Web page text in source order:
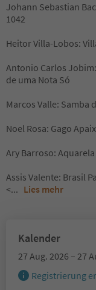
Johann Sebastian
1042
Heitor Villa-Lobos:
Antonio Carlos
de uma Nota Só
Marcos Valle: Samba
Noel Rosa: Gago
Ary Barroso:
Assis Valente: Brasil
<... Lies mehr
Kalender
27 Aug. 2026 – 27
Registrierung